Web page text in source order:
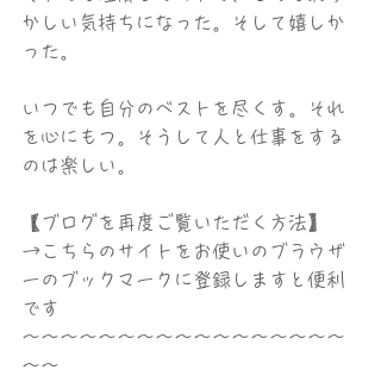
かしい気持ちになった。そして嬉しか
った。
いつでも自分のベストを尽くす。それ
を心にもつ。そうして人と仕事をする
のは楽しい。
【ブログを再度ご覧いただく方法】
→こちらのサイトをお使いのブラウザ
ーのブックマークに登録しますと便利
です
〜〜〜〜〜〜〜〜〜〜〜〜〜〜〜〜〜
〜〜